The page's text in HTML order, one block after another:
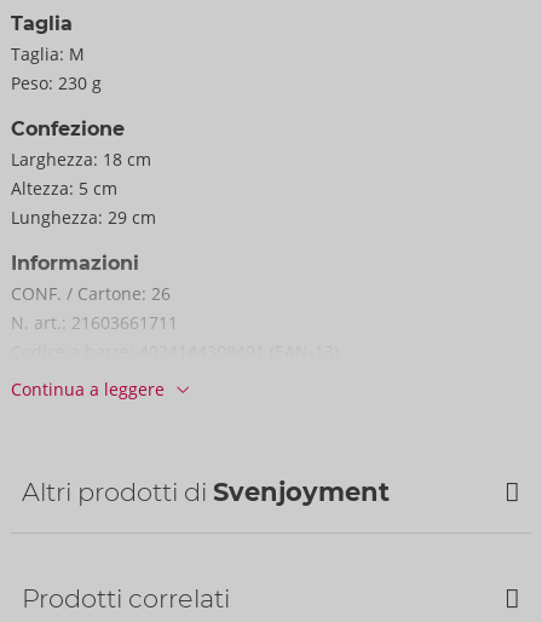
Taglia
Taglia: M
Peso: 230 g
Confezione
Larghezza: 18 cm
Altezza: 5 cm
Lunghezza: 29 cm
Informazioni
CONF. / Cartone: 26
N. art.: 21603661711
Codice doganale: 61099020
prossima consegna: 37/2026
Continua a leggere
Altri prodotti di Svenjoyment
Prodotti correlati